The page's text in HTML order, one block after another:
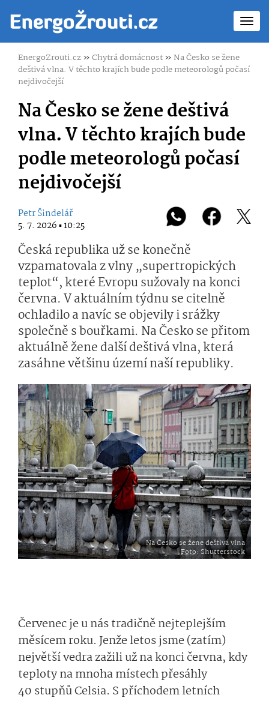
EnergoZrouti.cz»Chytrá domácnost»Na Česko se žene
deštivá vlna. V těchto krajích bude podle meteorologů počasí
nejdivočejší
Na Česko se žene deštivá
vlna. V těchto krajích bude
podle meteorologů počasí
nejdivočejší
Petr Šindelář
5. 7. 2026 ▪ 10:25
Česká republika už se konečně
vzpamatovala z vlny „supertropických
teplot“, které Evropu sužovaly na konci
června. V aktuálním týdnu se citelně
ochladilo a navíc se objevily i srážky
společně s bouřkami. Na Česko se přitom
aktuálně žene další deštivá vlna, která
zasáhne většinu území naší republiky.
Na Česko se žene deštivá vlna
Foto: Shutterstock
Červenec je u nás tradičně nejteplejším
měsícem roku. Jenže letos jsme (zatím)
největší vedra zažili už na konci června, kdy
teploty na mnoha místech přesáhly
40 stupňů Celsia. S příchodem letních